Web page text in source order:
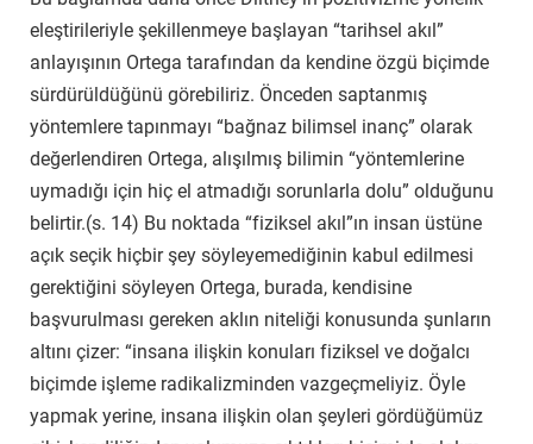
eleştirileriyle şekillenmeye başlayan “tarihsel akıl”
anlayışının Ortega tarafından da kendine özgü biçimde
sürdürüldüğünü görebiliriz. Önceden saptanmış
yöntemlere tapınmayı “bağnaz bilimsel inanç” olarak
değerlendiren Ortega, alışılmış bilimin “yöntemlerine
uymadığı için hiç el atmadığı sorunlarla dolu” olduğunu
belirtir.(s. 14) Bu noktada “fiziksel akıl”ın insan üstüne
açık seçik hiçbir şey söyleyemediğinin kabul edilmesi
gerektiğini söyleyen Ortega, burada, kendisine
başvurulması gereken aklın niteliği konusunda şunların
altını çizer: “insana ilişkin konuları fiziksel ve doğalcı
biçimde işleme radikalizminden vazgeçmeliyiz. Öyle
yapmak yerine, insana ilişkin olan şeyleri gördüğümüz